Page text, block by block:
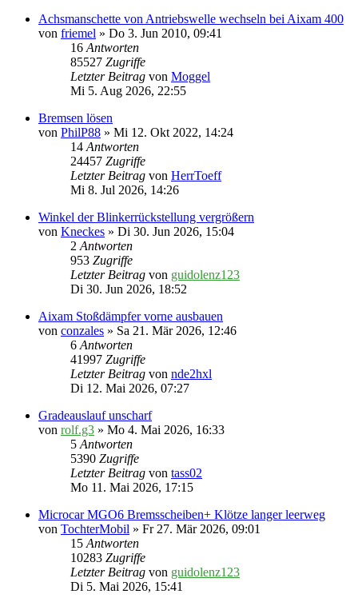
Achsmanschette von Antriebswelle wechseln bei Aixam 400
von friemel » Do 3. Jun 2010, 09:41
16Antworten
85527 Zugriffe
Letzter Beitrag von Moggel
Mi 5. Aug 2026, 22:55
Bremsen lösen
von PhilP88 » Mi 12. Okt 2022, 14:24
14Antworten
24457 Zugriffe
Letzter Beitrag von HerrToeff
Mi 8. Jul 2026, 14:26
Winkel der Blinkerrückstellung vergrößern
von Kneckes » Di 30. Jun 2026, 15:04
2Antworten
953 Zugriffe
Letzter Beitrag von guidolenz123
Di 30. Jun 2026, 18:52
Aixam Stoßdämpfer vorne ausbauen
von conzales » Sa 21. Mär 2026, 12:46
6Antworten
41997 Zugriffe
Letzter Beitrag von nde2hxl
Di 12. Mai 2026, 07:27
Gradeauslauf unscharf
von rolf.g3 » Mo 4. Mai 2026, 16:33
5Antworten
5390 Zugriffe
Letzter Beitrag von tass02
Mo 11. Mai 2026, 17:15
Microcar MGO6 Bremsscheiben+ Klötze langer leerweg
von TochterMobil » Fr 27. Mär 2026, 09:01
15Antworten
10283 Zugriffe
Letzter Beitrag von guidolenz123
Di 5. Mai 2026, 15:41